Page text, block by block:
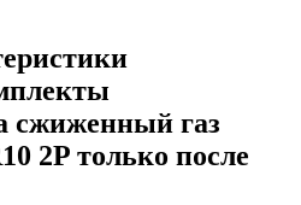
сжиженный газ
2P только после